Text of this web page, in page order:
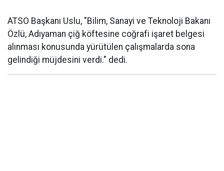
ATSO Başkanı Uslu, "Bilim, Sanayi ve Teknoloji Bakanı
Özlü, Adıyaman çiğ köftesine coğrafi işaret belgesi
alınması konusunda yürütülen çalışmalarda sona
gelindiği müjdesini verdi." dedi.